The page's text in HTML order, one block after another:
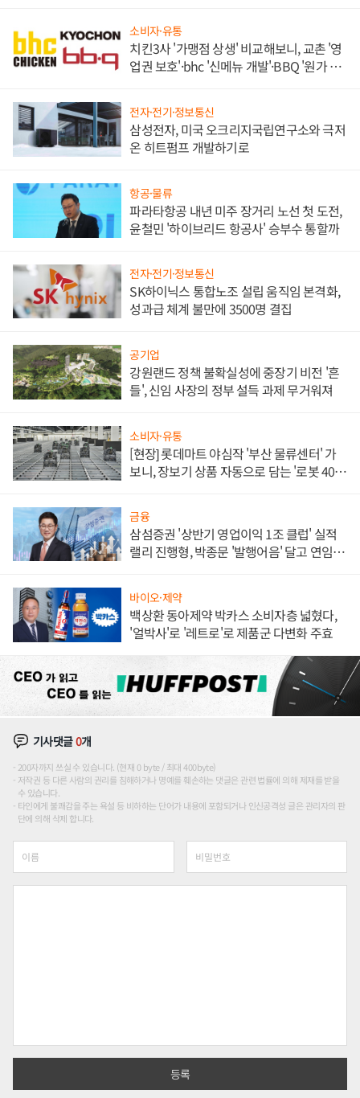
소비자·유통
치킨3사 '가맹점 상생' 비교해보니, 교촌 '영
업권 보호'·bhc '신메뉴 개발'·BBQ '원가 부
전자·전기·정보통신
삼성전자, 미국 오크리지국립연구소와 극저
온 히트펌프 개발하기로
항공·물류
파라타항공 내년 미주 장거리 노선 첫 도전,
윤철민 '하이브리드 항공사' 승부수 통할까
전자·전기·정보통신
SK하이닉스 통합노조 설립 움직임 본격화,
성과급 체계 불만에 3500명 결집
공기업
강원랜드 정책 불확실성에 중장기 비전 '흔
들', 신임 사장의 정부 설득 과제 무거워져
소비자·유통
[현장] 롯데마트 야심작 '부산 물류센터' 가
보니, 장보기 상품 자동으로 담는 '로봇 400
금융
삼섬증권 '상반기 영업이익 1조 클럽' 실적
랠리 진행형, 박종문 '발행어음' 달고 연임 향
바이오·제약
백상환 동아제약 박카스 소비자층 넓혔다,
'얼박사'로 '레트로'로 제품군 다변화 주효
기사댓글0개
200자까지 쓰실 수 있습니다. (현재 0 byte / 최대 400byte)
저작권 등 다른 사람의 권리를 침해하거나 명예를 훼손하는 댓글은 관련 법률에 의해 제재를 받을
수 있습니다.
타인에게 불쾌감을 주는 욕설 등 비하하는 단어가 내용에 포함되거나 인신공격성 글은 관리자의 판
단에 의해 삭제 합니다.